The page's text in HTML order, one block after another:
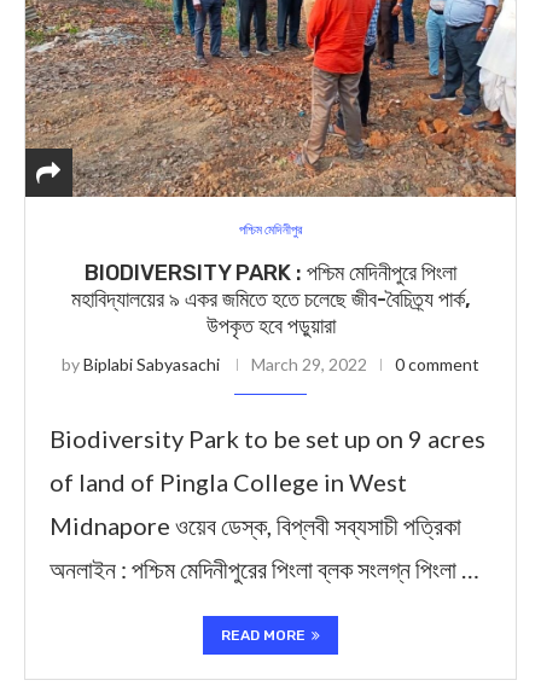
পশ্চিম মেদিনীপুর
BIODIVERSITY PARK : পশ্চিম মেদিনীপুরে পিংলা
মহাবিদ্যালয়ের ৯ একর জমিতে হতে চলেছে জীব-বৈচিত্র্য পার্ক,
উপকৃত হবে পড়ুয়ারা
byBiplabi Sabyasachi March 29, 2022 0 comment
Biodiversity Park to be set up on 9 acres
of land of Pingla College in West
Midnapore ওয়েব ডেস্ক, বিপ্লবী সব্যসাচী পত্রিকা
অনলাইন : পশ্চিম মেদিনীপুরের পিংলা ব্লক সংলগ্ন পিংলা …
READ MORE